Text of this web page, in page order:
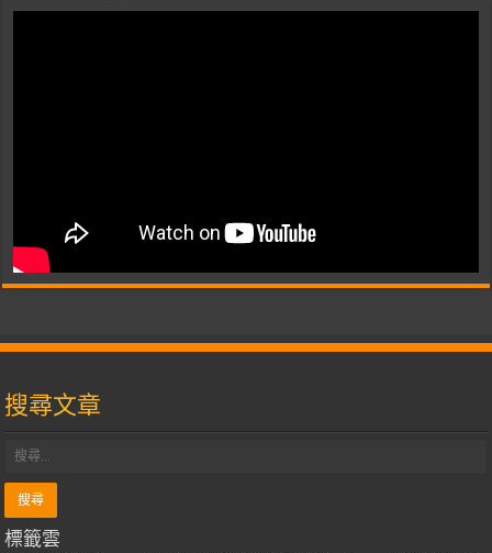
搜尋文章
標籤雲